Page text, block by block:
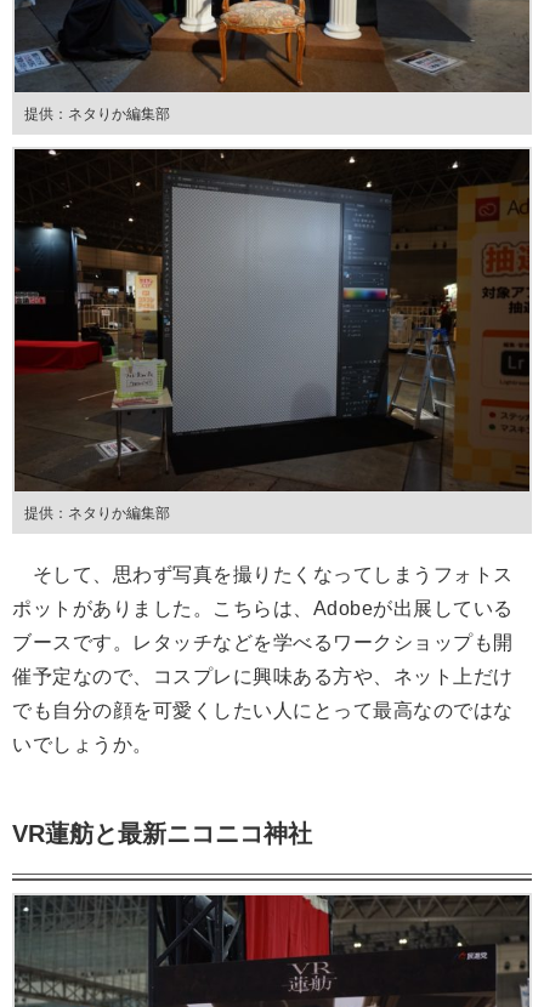
提供：ネタりか編集部
提供：ネタりか編集部
そして、思わず写真を撮りたくなってしまうフォトス
ポットがありました。こちらは、Adobeが出展している
ブースです。レタッチなどを学べるワークショップも開
催予定なので、コスプレに興味ある方や、ネット上だけ
でも自分の顔を可愛くしたい人にとって最高なのではな
いでしょうか。
VR蓮舫と最新ニコニコ神社